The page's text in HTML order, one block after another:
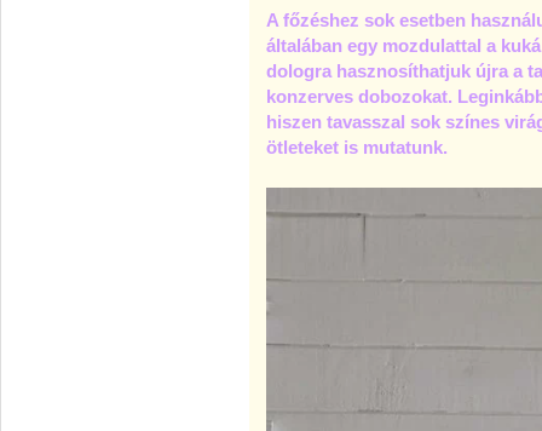
A főzéshez sok esetben
általában egy mozdulattal a
dologra hasznosíthatjuk újra a
konzerves dobozokat.
hiszen tavasszal sok színes
ötleteket is mutatunk.